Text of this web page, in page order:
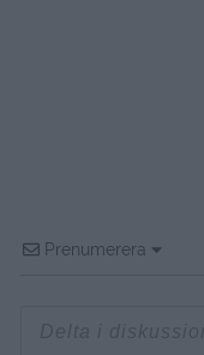
Prenumerera